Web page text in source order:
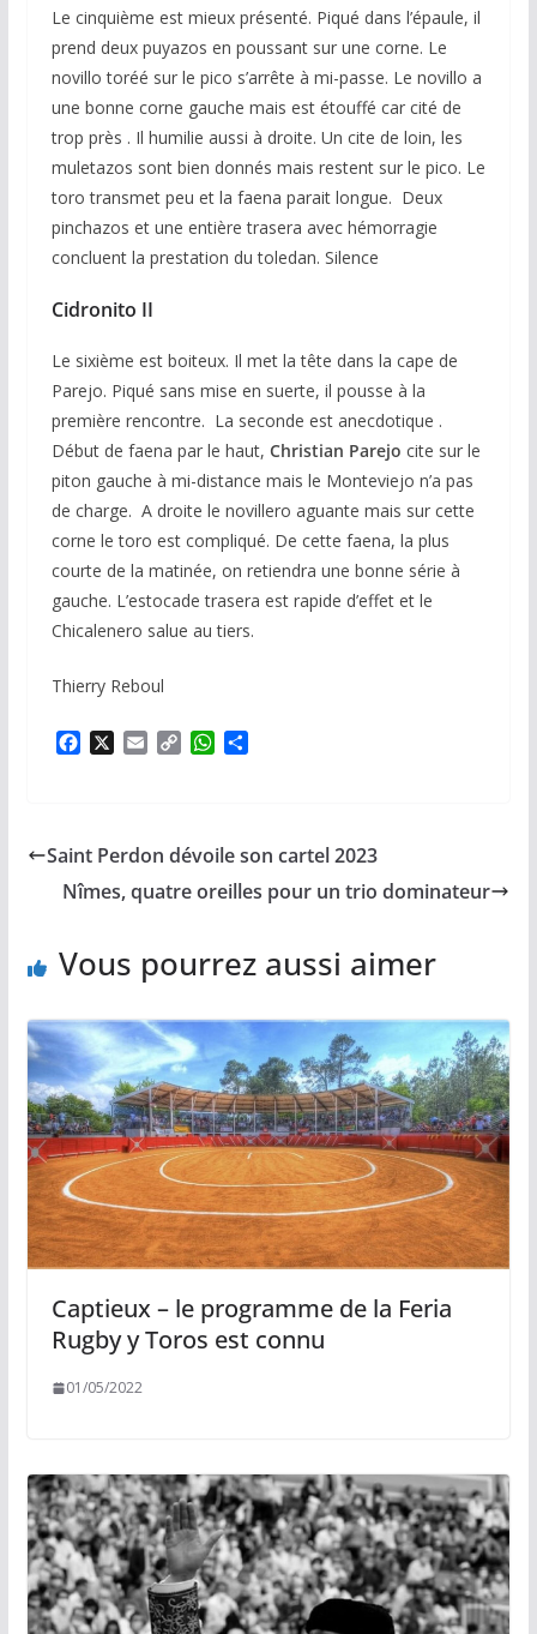
Le cinquième est mieux présenté. Piqué dans l’épaule, il
prend deux puyazos en poussant sur une corne. Le
novillo toréé sur le pico s’arrête à mi-passe. Le novillo a
une bonne corne gauche mais est étouffé car cité de
trop près . Il humilie aussi à droite. Un cite de loin, les
muletazos sont bien donnés mais restent sur le pico. Le
toro transmet peu et la faena parait longue. Deux
pinchazos et une entière trasera avec hémorragie
concluent la prestation du toledan. Silence
Cidronito II
Le sixième est boiteux. Il met la tête dans la cape de
Parejo. Piqué sans mise en suerte, il pousse à la
première rencontre. La seconde est anecdotique .
Début de faena par le haut, Christian Parejo cite sur le
piton gauche à mi-distance mais le Monteviejo n’a pas
de charge. A droite le novillero aguante mais sur cette
corne le toro est compliqué. De cette faena, la plus
courte de la matinée, on retiendra une bonne série à
gauche. L’estocade trasera est rapide d’effet et le
Chicalenero salue au tiers.
Thierry Reboul
o
o
i
n
W
A
p
g
e
Saint Perdon dévoile son cartel 2023
Nîmes, quatre oreilles pour un trio dominateur
Vous pourrez aussi aimer
Captieux – le programme de la Feria
Rugby y Toros est connu
01/05/2022